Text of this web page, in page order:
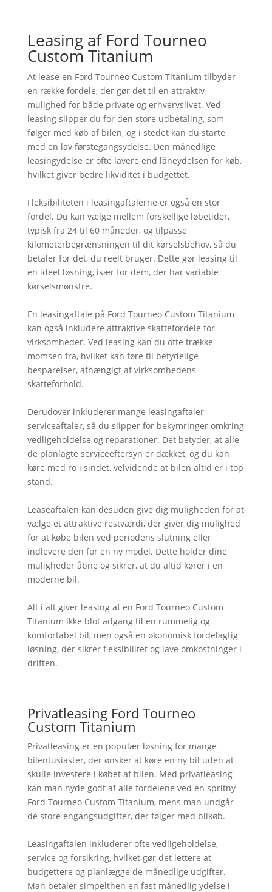
Leasing af Ford Tourneo
Custom Titanium
At lease en Ford Tourneo Custom Titanium tilbyder
en række fordele, der gør det til en attraktiv
mulighed for både private og erhvervslivet. Ved
leasing slipper du for den store udbetaling, som
følger med køb af bilen, og i stedet kan du starte
med en lav førstegangsydelse. Den månedlige
leasingydelse er ofte lavere end låneydelsen for køb,
hvilket giver bedre likviditet i budgettet.
Fleksibiliteten i leasingaftalerne er også en stor
fordel. Du kan vælge mellem forskellige løbetider,
typisk fra 24 til 60 måneder, og tilpasse
kilometerbegrænsningen til dit kørselsbehov, så du
betaler for det, du reelt bruger. Dette gør leasing til
en ideel løsning, især for dem, der har variable
kørselsmønstre.
En leasingaftale på Ford Tourneo Custom Titanium
kan også inkludere attraktive skattefordele for
virksomheder. Ved leasing kan du ofte trække
momsen fra, hvilket kan føre til betydelige
besparelser, afhængigt af virksomhedens
skatteforhold.
Derudover inkluderer mange leasingaftaler
serviceaftaler, så du slipper for bekymringer omkring
vedligeholdelse og reparationer. Det betyder, at alle
de planlagte serviceeftersyn er dækket, og du kan
køre med ro i sindet, velvidende at bilen altid er i top
stand.
Leaseaftalen kan desuden give dig muligheden for at
vælge et attraktive restværdi, der giver dig mulighed
for at købe bilen ved periodens slutning eller
indlevere den for en ny model. Dette holder dine
muligheder åbne og sikrer, at du altid kører i en
moderne bil.
Alt i alt giver leasing af en Ford Tourneo Custom
Titanium ikke blot adgang til en rummelig og
komfortabel bil, men også en økonomisk fordelagtig
løsning, der sikrer fleksibilitet og lave omkostninger i
driften.
Privatleasing Ford Tourneo
Custom Titanium
Privatleasing er en populær løsning for mange
bilentusiaster, der ønsker at køre en ny bil uden at
skulle investere i købet af bilen. Med privatleasing
kan man nyde godt af alle fordelene ved en spritny
Ford Tourneo Custom Titanium, mens man undgår
de store engangsudgifter, der følger med bilkøb.
Leasingaftalen inkluderer ofte vedligeholdelse,
service og forsikring, hvilket gør det lettere at
budgettere og planlægge de månedlige udgifter.
Man betaler simpelthen en fast månedlig ydelse i